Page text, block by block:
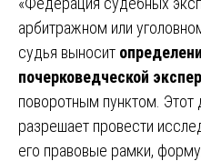
арбитражном или
судья выносит
почерковедческой
поворотным пунктом. Этот
разрешает провести
его правовые рамки,